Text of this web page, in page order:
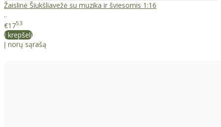
Žaislinė Šiukšliavežė su muzika ir šviesomis 1:16
..
€1753
Į krepšelį
Į norų sąrašą